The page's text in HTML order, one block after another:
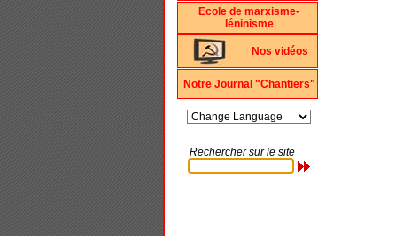
Ecole de marxisme-
léninisme
Nos vidéos
Notre Journal "Chantiers"
Rechercher sur le site